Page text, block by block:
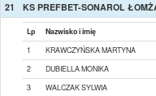
21 KS PREFBET-SONAROL
Lp Nazwisko i imię
1
KRAWCZYŃSKA MARTYNA
2
DUBIELLA MONIKA
3
WALCZAK SYLWIA